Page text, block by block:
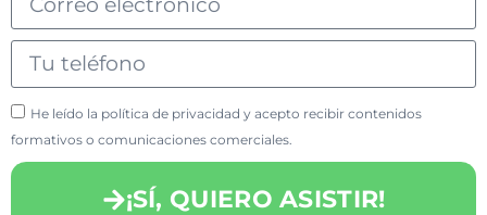
He leído la política de privacidad y acepto recibir contenidos
formativos o comunicaciones comerciales.
¡SÍ, QUIERO ASISTIR!